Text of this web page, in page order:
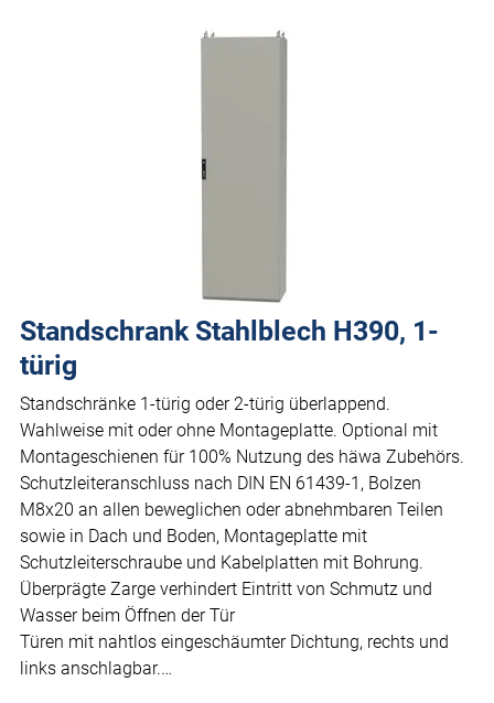
Standschrank Stahlblech H390, 1-
türig
Standschränke 1-türig oder 2-türig überlappend.
Wahlweise mit oder ohne Montageplatte. Optional mit
Montageschienen für 100% Nutzung des häwa Zubehörs.
Schutzleiteranschluss nach DIN EN 61439-1, Bolzen
M8x20 an allen beweglichen oder abnehmbaren Teilen
sowie in Dach und Boden, Montageplatte mit
Schutzleiterschraube und Kabelplatten mit Bohrung.
Überprägte Zarge verhindert Eintritt von Schmutz und
Wasser beim Öffnen der Tür
Türen mit nahtlos eingeschäumter Dichtung, rechts und
links anschlagbar.…